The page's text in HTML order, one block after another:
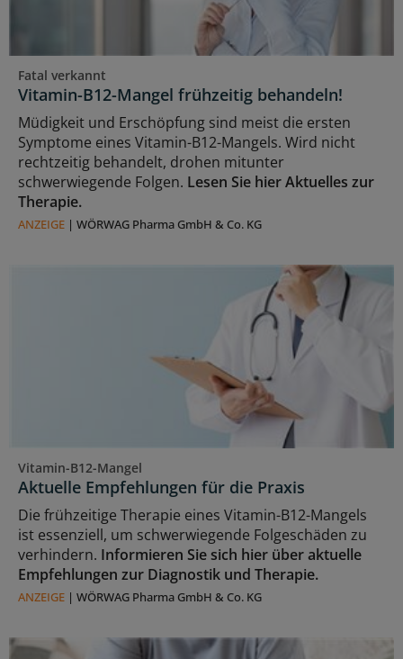
Fatal verkannt
Vitamin-B12-Mangel frühzeitig behandeln!
Müdigkeit und Erschöpfung sind meist die ersten
Symptome eines Vitamin-B12-Mangels. Wird nicht
rechtzeitig behandelt, drohen mitunter
schwerwiegende Folgen. Lesen Sie hier Aktuelles zur
Therapie.
ANZEIGE | WÖRWAG Pharma GmbH & Co. KG
Vitamin-B12-Mangel
Aktuelle Empfehlungen für die Praxis
Die frühzeitige Therapie eines Vitamin-B12-Mangels
ist essenziell, um schwerwiegende Folgeschäden zu
verhindern. Informieren Sie sich hier über aktuelle
Empfehlungen zur Diagnostik und Therapie.
ANZEIGE | WÖRWAG Pharma GmbH & Co. KG